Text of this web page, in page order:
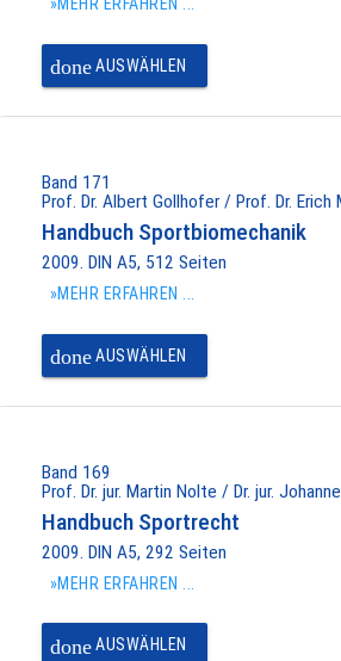
»MEHR ERFAHREN ...
doneAUSWÄHLEN
Band 171
Prof. Dr. Albert Gollhofer / Prof. Dr. Erich
Handbuch Sportbiomechanik
2009. DIN A5, 512 Seiten
»MEHR ERFAHREN ...
doneAUSWÄHLEN
Band 169
Prof. Dr. jur. Martin Nolte / Dr. jur.
Handbuch Sportrecht
2009. DIN A5, 292 Seiten
»MEHR ERFAHREN ...
doneAUSWÄHLEN